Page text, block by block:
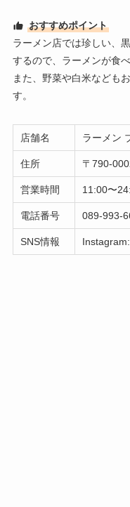
おすすめポイント
ラーメン店では珍しい、
するので、ラーメンが食
また、野菜や白米なども
す。
店舗名 ラーメン
住所 〒790-
営業時間 11:00〜
電話番号 089-993-
SNS情報 Instagram: